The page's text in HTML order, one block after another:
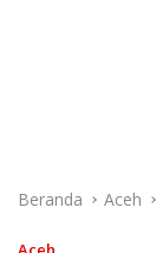
Beranda Aceh